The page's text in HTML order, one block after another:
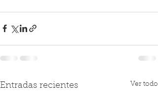
Entradas recientes Ver todo